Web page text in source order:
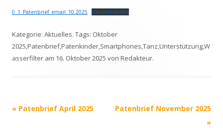
0_1_Patenbrief_email_10.2025 Herunterladen
Kategorie: Aktuelles. Tags: Oktober
2025,Patenbrief,Patenkinder,Smartphones,Tanz,Unterstützung,W
asserfilter am 16. Oktober 2025 von Redakteur.
Beitrags-
« Patenbrief April 2025
Patenbrief November 2025
»